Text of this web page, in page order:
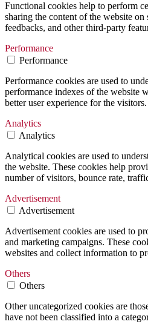
Functional cookies help to perform
sharing the content of the website
feedbacks, and other third-party
Performance
Performance
Performance cookies are used to
performance indexes of the website
better user experience for the visitors.
Analytics
Analytics
Analytical cookies are used to
the website. These cookies help
number of visitors, bounce rate,
Advertisement
Advertisement
Advertisement cookies are used to
and marketing campaigns. These
websites and collect information to
Others
Others
Other uncategorized cookies are
have not been classified into a